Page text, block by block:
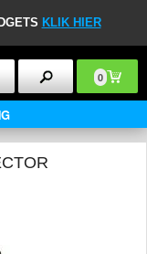
KLIK HIER
0